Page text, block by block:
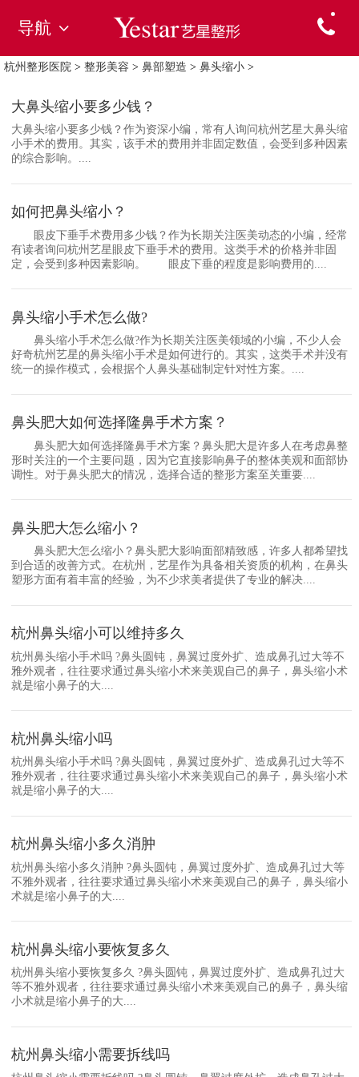
导航
杭州整形医院 > 整形美容 > 鼻部塑造 > 鼻头缩小 >
大鼻头缩小要多少钱？
大鼻头缩小要多少钱？作为资深小编，常有人询问杭州艺星大鼻头缩
小手术的费用。其实，该手术的费用并非固定数值，会受到多种因素
的综合影响。....
如何把鼻头缩小？
眼皮下垂手术费用多少钱？作为长期关注医美动态的小编，经常
有读者询问杭州艺星眼皮下垂手术的费用。这类手术的价格并非固
定，会受到多种因素影响。 眼皮下垂的程度是影响费用的....
鼻头缩小手术怎么做?
鼻头缩小手术怎么做?作为长期关注医美领域的小编，不少人会
好奇杭州艺星的鼻头缩小手术是如何进行的。其实，这类手术并没有
统一的操作模式，会根据个人鼻头基础制定针对性方案。....
鼻头肥大如何选择隆鼻手术方案？
鼻头肥大如何选择隆鼻手术方案？鼻头肥大是许多人在考虑鼻整
形时关注的一个主要问题，因为它直接影响鼻子的整体美观和面部协
调性。对于鼻头肥大的情况，选择合适的整形方案至关重要....
鼻头肥大怎么缩小？
鼻头肥大怎么缩小？鼻头肥大影响面部精致感，许多人都希望找
到合适的改善方式。在杭州，艺星作为具备相关资质的机构，在鼻头
塑形方面有着丰富的经验，为不少求美者提供了专业的解决....
杭州鼻头缩小可以维持多久
杭州鼻头缩小手术吗 ?鼻头圆钝，鼻翼过度外扩、造成鼻孔过大等不
雅外观者，往往要求通过鼻头缩小术来美观自己的鼻子，鼻头缩小术
就是缩小鼻子的大....
杭州鼻头缩小吗
杭州鼻头缩小手术吗 ?鼻头圆钝，鼻翼过度外扩、造成鼻孔过大等不
雅外观者，往往要求通过鼻头缩小术来美观自己的鼻子，鼻头缩小术
就是缩小鼻子的大....
杭州鼻头缩小多久消肿
杭州鼻头缩小多久消肿 ?鼻头圆钝，鼻翼过度外扩、造成鼻孔过大等
不雅外观者，往往要求通过鼻头缩小术来美观自己的鼻子，鼻头缩小
术就是缩小鼻子的大....
杭州鼻头缩小要恢复多久
杭州鼻头缩小要恢复多久 ?鼻头圆钝，鼻翼过度外扩、造成鼻孔过大
等不雅外观者，往往要求通过鼻头缩小术来美观自己的鼻子，鼻头缩
小术就是缩小鼻子的大....
杭州鼻头缩小需要拆线吗